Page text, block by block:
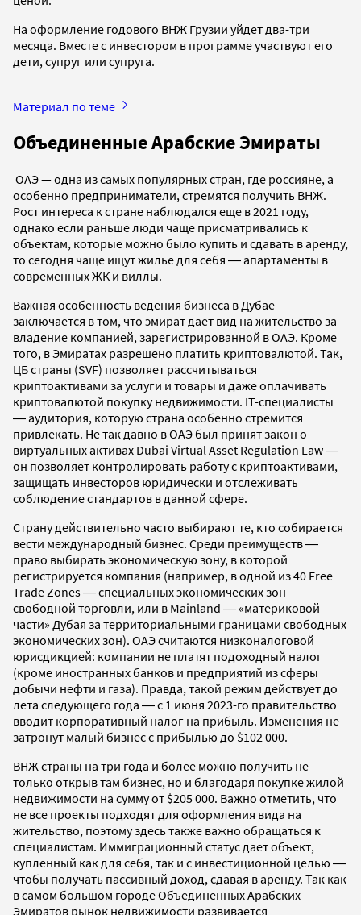
На оформление годового ВНЖ Грузии уйдет два-три
месяца. Вместе с инвестором в программе участвуют его
дети, супруг или супруга.
Материал по теме
Объединенные Арабские Эмираты
ОАЭ — одна из самых популярных стран, где россияне, а
особенно предприниматели, стремятся получить ВНЖ.
Рост интереса к стране наблюдался еще в 2021 году,
однако если раньше люди чаще присматривались к
объектам, которые можно было купить и сдавать в аренду,
то сегодня чаще ищут жилье для себя ― апартаменты в
современных ЖК и виллы.
Важная особенность ведения бизнеса в Дубае
заключается в том, что эмират дает вид на жительство за
владение компанией, зарегистрированной в ОАЭ. Кроме
того, в Эмиратах разрешено платить криптовалютой. Так,
ЦБ страны (SVF) позволяет рассчитываться
криптоактивами за услуги и товары и даже оплачивать
криптовалютой покупку недвижимости. IT-специалисты
― аудитория, которую страна особенно стремится
привлекать. Не так давно в ОАЭ был принят закон о
виртуальных активах Dubai Virtual Asset Regulation Law ―
он позволяет контролировать работу с криптоактивами,
защищать инвесторов юридически и отслеживать
соблюдение стандартов в данной сфере.
Страну действительно часто выбирают те, кто собирается
вести международный бизнес. Среди преимуществ ―
право выбирать экономическую зону, в которой
регистрируется компания (например, в одной из 40 Free
Trade Zones ― специальных экономических зон
свободной торговли, или в Mainland ― «материковой
части» Дубая за территориальными границами свободных
экономических зон). ОАЭ считаются низконалоговой
юрисдикцией: компании не платят подоходный налог
(кроме иностранных банков и предприятий из сферы
добычи нефти и газа). Правда, такой режим действует до
лета следующего года ― с 1 июня 2023-го правительство
вводит корпоративный налог на прибыль. Изменения не
затронут малый бизнес с прибылью до $102 000.
ВНЖ страны на три года и более можно получить не
только открыв там бизнес, но и благодаря покупке жилой
недвижимости на сумму от $205 000. Важно отметить, что
не все проекты подходят для оформления вида на
жительство, поэтому здесь также важно обращаться к
специалистам. Иммиграционный статус дает объект,
купленный как для себя, так и с инвестиционной целью ―
чтобы получать пассивный доход, сдавая в аренду. Так как
в самом большом городе Объединенных Арабских
Эмиратов рынок недвижимости развивается